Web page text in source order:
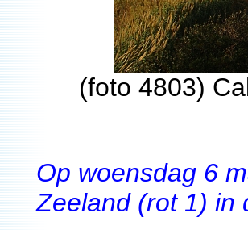
(foto 4803)
Op woensdag 6
Zeeland (rot 1) in